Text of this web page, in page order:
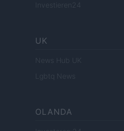
Investieren24
UK
News Hub UK
Lgbtq News
OLANDA